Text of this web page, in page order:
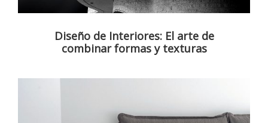
Diseño de Interiores: El arte de
combinar formas y texturas